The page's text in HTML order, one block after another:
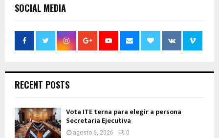
SOCIAL MEDIA
RECENT POSTS
Vota ITE terna para elegir a persona
Secretaria Ejecutiva
agosto 6, 2026 0